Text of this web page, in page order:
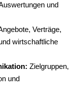
und
Verträge,
wirtschaftliche
Zielgruppen,
und